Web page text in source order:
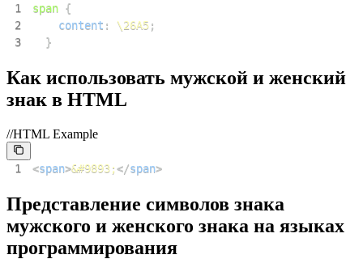
1 span {
2
content : \26A5;
3
}
Как использовать мужской и женский
знак в HTML
//HTML Example
1 <span>&#9893;</span>
Представление символов знака
мужского и женского знака на языках
программирования